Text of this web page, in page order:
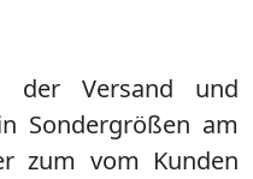
der Versand und
Sondergrößen am
zum vom Kunden